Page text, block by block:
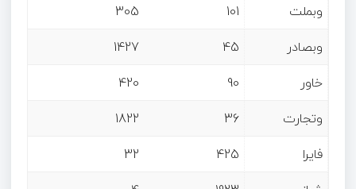
وبملت
101
305
وبصادر
45
1427
خاور
90
420
وتجارت
36
1822
فایرا
425
32